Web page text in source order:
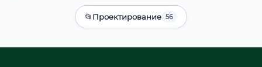
📂Проектирование 56